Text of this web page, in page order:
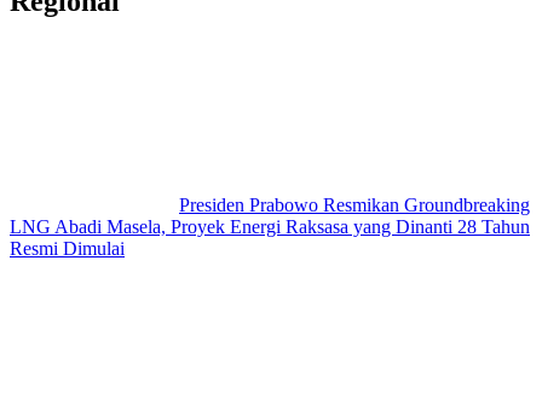
Presiden Prabowo Resmikan Groundbreaking
LNG Abadi Masela, Proyek Energi Raksasa yang Dinanti 28 Tahun
Resmi Dimulai